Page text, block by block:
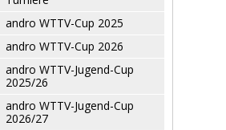
andro WTTV-Cup 2025
andro WTTV-Cup 2026
andro WTTV-Jugend-Cup
2025/26
andro WTTV-Jugend-Cup
2026/27